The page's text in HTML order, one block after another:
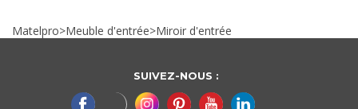
Matelpro>Meuble d'entrée>Miroir d'entrée
SUIVEZ-NOUS :